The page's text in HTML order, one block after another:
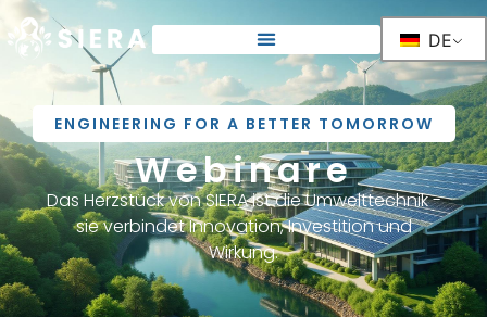
DE
ENGINEERING FOR A BETTER TOMORROW
Webinare
Das Herzstück von SIERA ist die Umwelttechnik -
sie verbindet Innovation, Investition und
Wirkung.